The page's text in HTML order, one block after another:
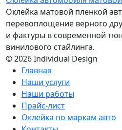
Оклейка матовой пленкой
перевоплощение верного
и фактуры в современной
винилового стайлинга.
© 2026 Individual Design
Главная
Наши услуги
Наши работы
Прайс-лист
Оклейка по маркам авто